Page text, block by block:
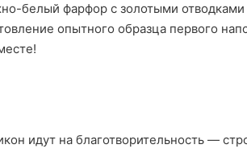
белый фарфор с золотыми отводками
опытного образца первого
идут на благотворительность —